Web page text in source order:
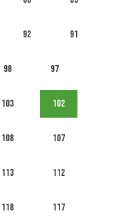
91
92
97
98
102
103
107
108
112
113
117
118